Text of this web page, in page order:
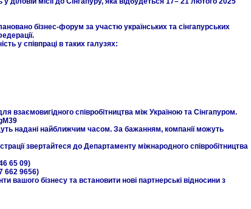
бізнес-форум за участю українських та сінгапурських
у співпраці в таких галузях:
взаємовигідного співробітництва між Україною та Сінгапуром.
надані найближчим часом. За бажанням, компанії можуть
звертайтеся до Департаменту міжнародного співробітництва
65 09)
662 9656)
вашого бізнесу та встановити нові партнерські відносини з